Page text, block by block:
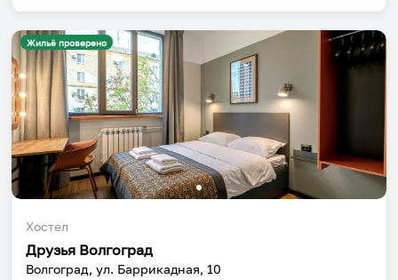
Жильё проверено
Хостел
Друзья Волгоград
Волгоград, ул. Баррикадная, 10